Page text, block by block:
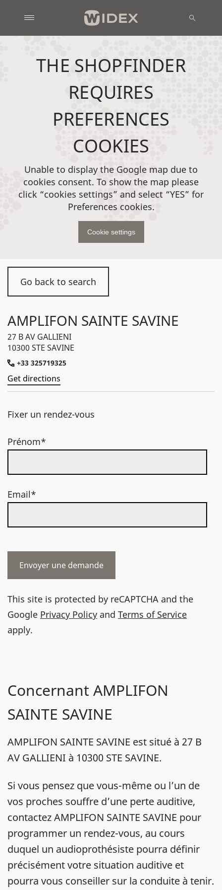
Go back to search
AMPLIFON SAINTE SAVINE
27 B AV GALLIENI
10300 STE SAVINE
+33 325719325
Get directions
Fixer un rendez-vous
Prénom*
Email*
This site is protected by reCAPTCHA and the
Google Privacy Policy and Terms of Service
apply.
Concernant AMPLIFON
SAINTE SAVINE
AMPLIFON SAINTE SAVINE est situé à 27 B
AV GALLIENI à 10300 STE SAVINE.
Si vous pensez que vous-même ou l’un de
vos proches souffre d’une perte auditive,
contactez AMPLIFON SAINTE SAVINE pour
programmer un rendez-vous, au cours
duquel un audioprothésiste pourra définir
précisément votre situation auditive et
pourra vous conseiller sur la conduite à tenir.
THE SHOPFINDER
REQUIRES
PREFERENCES
COOKIES
Unable to display the Google map due to
cookies consent. To show the map please
click “cookies settings” and select “YES” for
Preferences cookies.
Cookie settings